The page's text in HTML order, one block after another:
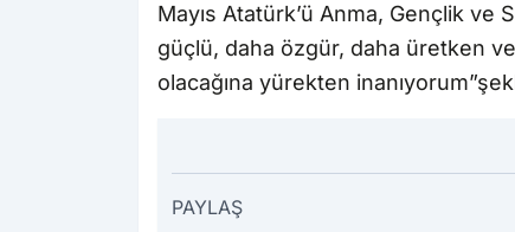
Mayıs Atatürk’ü Anma, Gençlik ve
güçlü, daha özgür, daha üretken
olacağına yürekten
PAYLAŞ